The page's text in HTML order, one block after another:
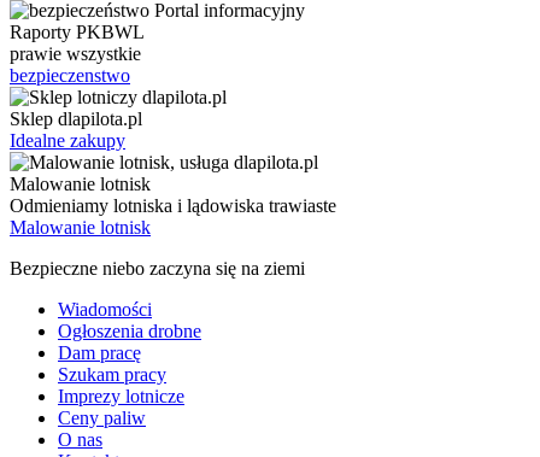
Raporty PKBWL
prawie wszystkie
bezpieczenstwo
Sklep dlapilota.pl
Idealne zakupy
Malowanie lotnisk
Odmieniamy lotniska i lądowiska trawiaste
Malowanie lotnisk
Bezpieczne niebo zaczyna się na ziemi
Wiadomości
Ogłoszenia drobne
Dam pracę
Szukam pracy
Imprezy lotnicze
Ceny paliw
O nas